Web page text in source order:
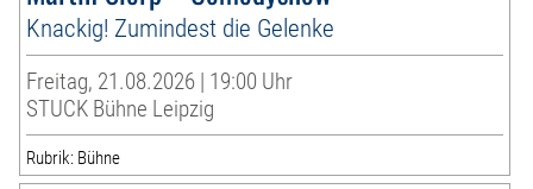
Knackig! Zumindest die Gelenke
Freitag, 21.08.2026 | 19:00 Uhr
STUCK Bühne Leipzig
Rubrik: Bühne